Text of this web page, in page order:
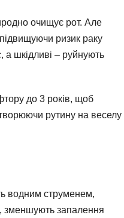
очищує рот. Але
ризик раку
а шкідливі – руйнують
до 3 років, щоб
рутину на веселу
водним струменем,
зменшують запалення